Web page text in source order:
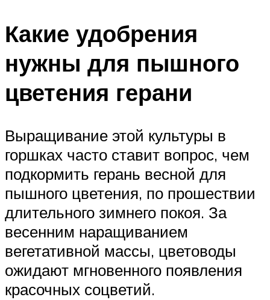
Какие удобрения
нужны для пышного
цветения герани
Выращивание этой культуры в
горшках часто ставит вопрос, чем
подкормить герань весной для
пышного цветения, по прошествии
длительного зимнего покоя. За
весенним наращиванием
вегетативной массы, цветоводы
ожидают мгновенного появления
красочных соцветий.